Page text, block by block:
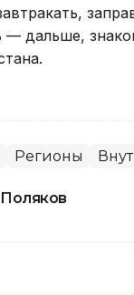
— дальше,
Регионы